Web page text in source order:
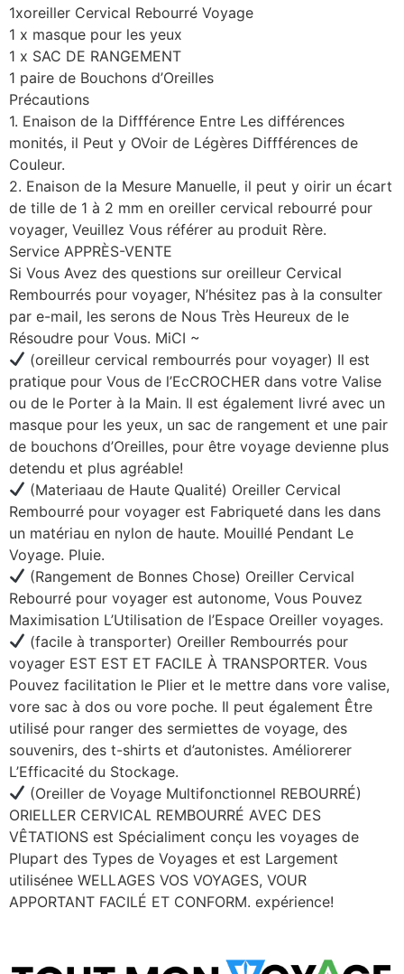
1xoreiller Cervical Rebourré Voyage
1 x masque pour les yeux
1 x SAC DE RANGEMENT
1 paire de Bouchons d’Oreilles
Précautions
1. Enaison de la Diffférence Entre Les différences
monités, il Peut y OVoir de Légères Diffférences de
Couleur.
2. Enaison de la Mesure Manuelle, il peut y oirir un écart
de tille de 1 à 2 mm en oreiller cervical rebourré pour
voyager, Veuillez Vous référer au produit Rère.
Service APPRÈS-VENTE
Si Vous Avez des questions sur oreilleur Cervical
Rembourrés pour voyager, N’hésitez pas à la consulter
par e-mail, les serons de Nous Très Heureux de le
Résoudre pour Vous. MiCI ~
(oreilleur cervical rembourrés pour voyager) Il est
pratique pour Vous de l’EcCROCHER dans votre Valise
ou de le Porter à la Main. Il est également livré avec un
masque pour les yeux, un sac de rangement et une pair
de bouchons d’Oreilles, pour être voyage devienne plus
detendu et plus agréable!
(Materiaau de Haute Qualité) Oreiller Cervical
Rembourré pour voyager est Fabriqueté dans les dans
un matériau en nylon de haute. Mouillé Pendant Le
Voyage. Pluie.
(Rangement de Bonnes Chose) Oreiller Cervical
Rebourré pour voyager est autonome, Vous Pouvez
Maximisation L’Utilisation de l’Espace Oreiller voyages.
(facile à transporter) Oreiller Rembourrés pour
voyager EST EST ET FACILE À TRANSPORTER. Vous
Pouvez facilitation le Plier et le mettre dans vore valise,
vore sac à dos ou vore poche. Il peut également Être
utilisé pour ranger des sermiettes de voyage, des
souvenirs, des t-shirts et d’autonistes. Améliorerer
L’Efficacité du Stockage.
(Oreiller de Voyage Multifonctionnel REBOURRÉ)
ORIELLER CERVICAL REMBOURRÉ AVEC DES
VÊTATIONS est Spécialiment conçu les voyages de
Plupart des Types de Voyages et est Largement
utilisénee WELLAGES VOS VOYAGES, VOUR
APPORTANT FACILÉ ET CONFORM. expérience!